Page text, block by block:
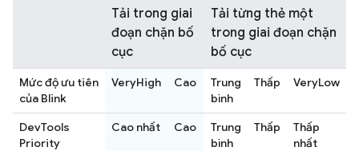
Tải trong giai
đoạn chặn bố
cục
Tải từng thẻ một
trong giai đoạn chặn
bố cục
Mức độ ưu tiên
của Blink
VeryHigh Cao
Trung
bình
Thấp VeryLow
DevTools
Priority
Cao nhất Cao
Trung
bình
Thấp
Thấp
nhất